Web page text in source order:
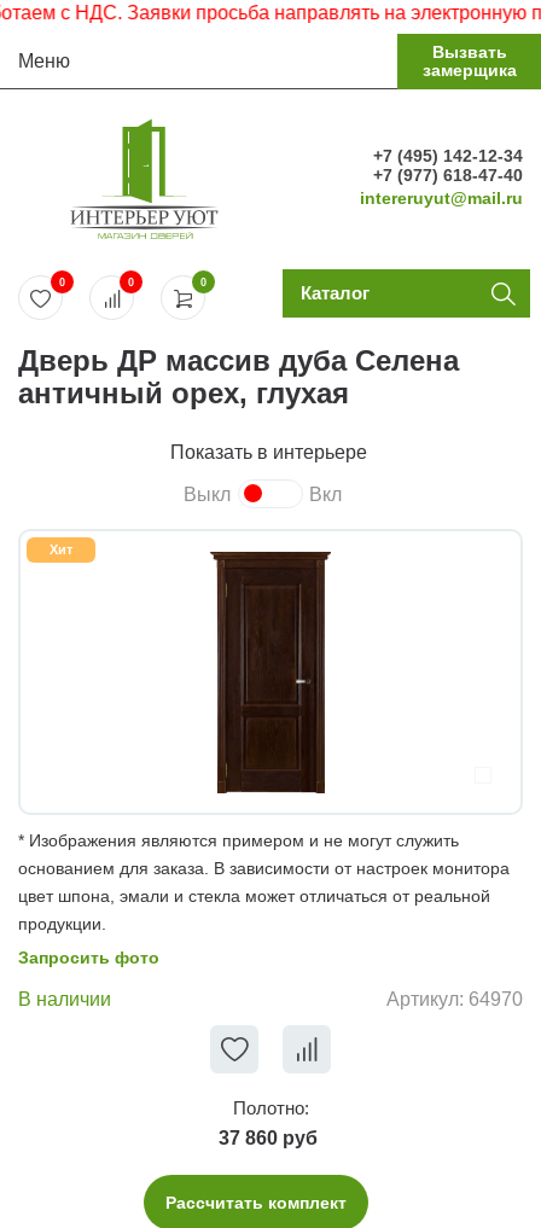
с НДС. Заявки просьба направлять на электронную
Меню
Вызвать
замерщика
+7 (495) 142-12-34
+7 (977) 618-47-40
intereruyut@mail.ru
0
0 0 Каталог
Дверь ДР массив дуба Селена
античный орех, глухая
Показать в интерьере
Выкл Вкл
Хит
* Изображения являются примером и не могут служить
основанием для заказа. В зависимости от настроек монитора
цвет шпона, эмали и стекла может отличаться от реальной
продукции.
Запросить фото
В наличии Артикул: 64970
Полотно:
37 860 руб
Рассчитать комплект